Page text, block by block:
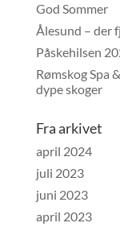
God Sommer
Ålesund – der
Påskehilsen
Rømskog Spa
dype skoger
Fra arkivet
april 2024
juli 2023
juni 2023
april 2023